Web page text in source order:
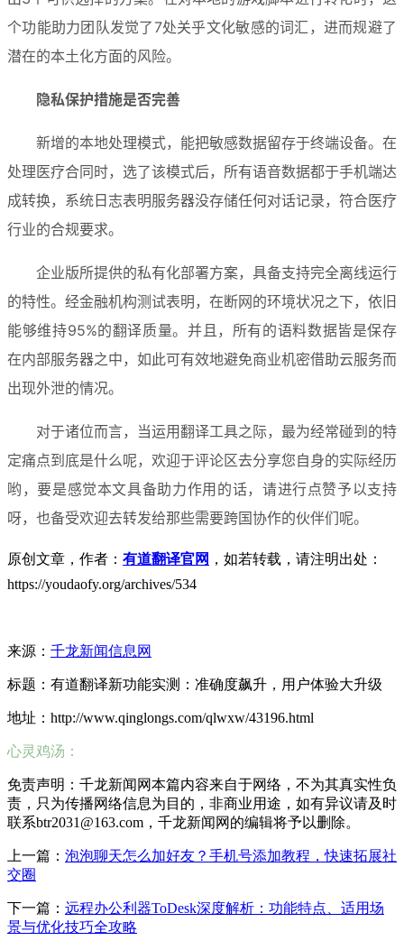
个功能助力团队发觉了7处关乎文化敏感的词汇，进而规避了
潜在的本土化方面的风险。
隐私保护措施是否完善
新增的本地处理模式，能把敏感数据留存于终端设备。在
处理医疗合同时，选了该模式后，所有语音数据都于手机端达
成转换，系统日志表明服务器没存储任何对话记录，符合医疗
行业的合规要求。
企业版所提供的私有化部署方案，具备支持完全离线运行
的特性。经金融机构测试表明，在断网的环境状况之下，依旧
能够维持95%的翻译质量。并且，所有的语料数据皆是保存
在内部服务器之中，如此可有效地避免商业机密借助云服务而
出现外泄的情况。
对于诸位而言，当运用翻译工具之际，最为经常碰到的特
定痛点到底是什么呢，欢迎于评论区去分享您自身的实际经历
哟，要是感觉本文具备助力作用的话，请进行点赞予以支持
呀，也备受欢迎去转发给那些需要跨国协作的伙伴们呢。
原创文章，作者： 有道翻译官网 ，如若转载，请注明出处：
https://youdaofy.org/archives/534
来源： 千龙新闻信息网
标题：有道翻译新功能实测：准确度飙升，用户体验大升级
地址：http://www.qinglongs.com/qlwxw/43196.html
心灵鸡汤：
免责声明：千龙新闻网本篇内容来自于网络，不为其真实性负
责，只为传播网络信息为目的，非商业用途，如有异议请及时
联系btr2031@163.com，千龙新闻网的编辑将予以删除。
上一篇： 泡泡聊天怎么加好友？手机号添加教程，快速拓展社
交圈
下一篇： 远程办公利器ToDesk深度解析：功能特点、适用场
景与优化技巧全攻略